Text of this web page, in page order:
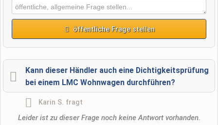
öffentliche Frage stellen
Kann dieser Händler auch eine Dichtigkeitsprüfung
bei einem LMC Wohnwagen durchführen?
Karin S. fragt
Leider ist zu dieser Frage noch keine Antwort vorhanden.